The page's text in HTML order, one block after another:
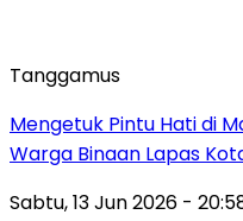
Tanggamus
Mengetuk Pintu Hati di
Warga Binaan Lapas
Sabtu, 13 Jun 2026 -